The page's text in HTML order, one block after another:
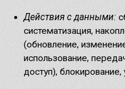
Действия с данными:
систематизация,
(обновление,
использование,
доступ),